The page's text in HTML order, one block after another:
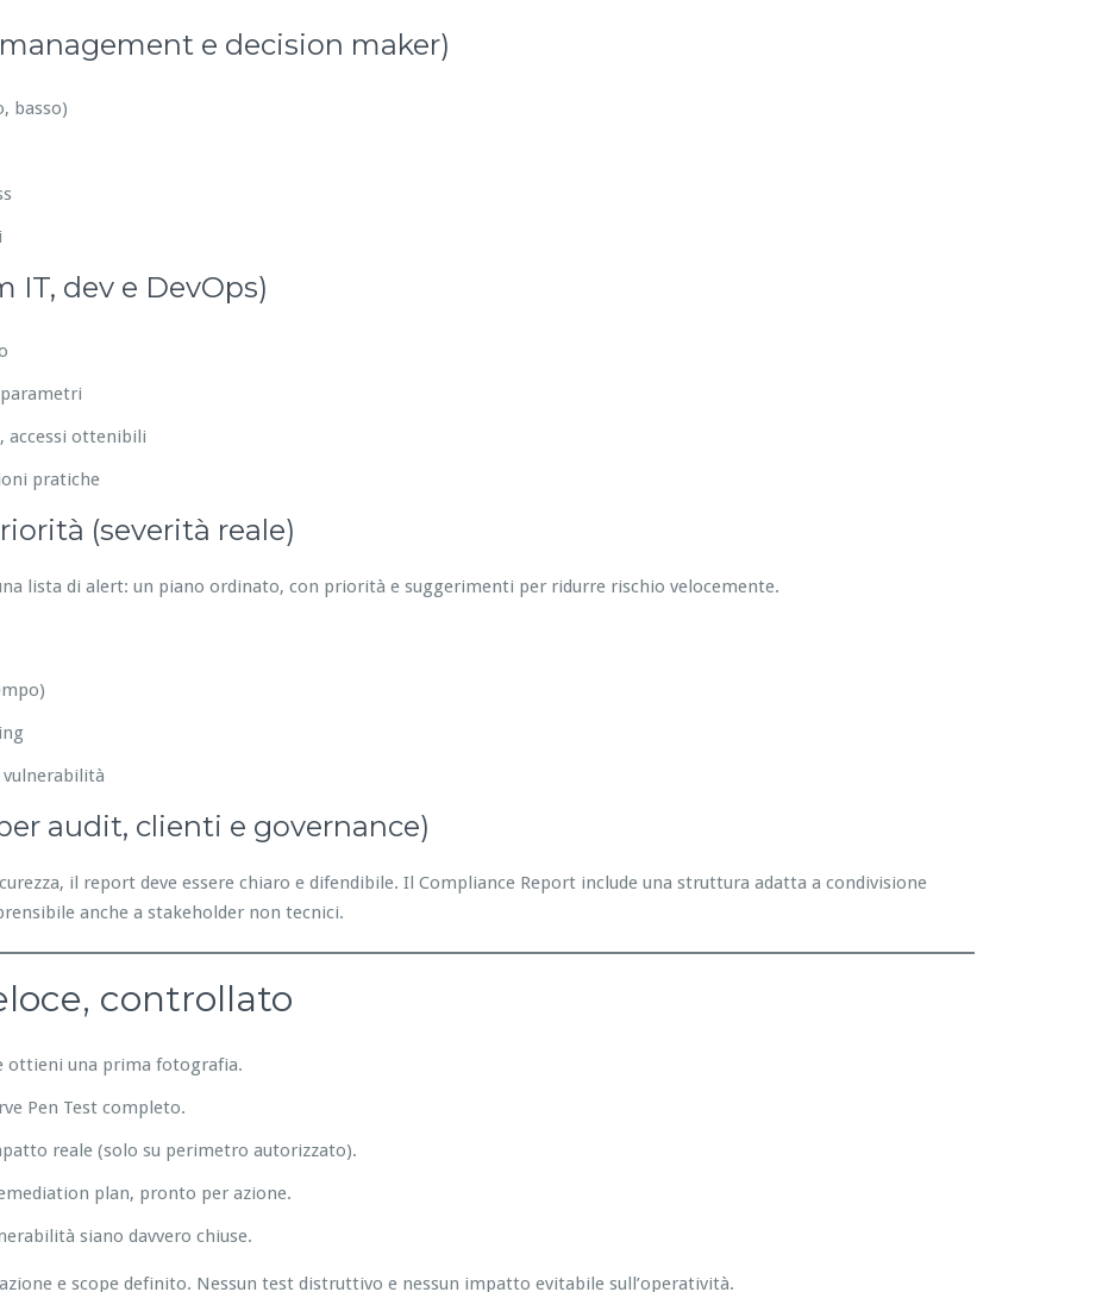
e decision maker)
basso)
IT, dev e DevOps)
accessi ottenibili
pratiche
(severità reale)
lista di alert: un piano ordinato, con priorità e suggerimenti per ridurre rischio velocemente.
audit, clienti e governance)
il report deve essere chiaro e difendibile. Il Compliance Report include una struttura adatta a condivisione
anche a stakeholder non tecnici.
controllato
ottieni una prima fotografia.
Pen Test completo.
reale (solo su perimetro autorizzato).
plan, pronto per azione.
siano davvero chiuse.
e scope definito. Nessun test distruttivo e nessun impatto evitabile sull’operatività.